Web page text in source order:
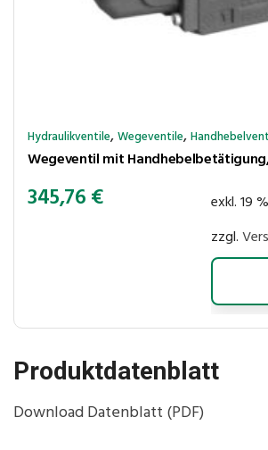
Hydraulikventile,Wegeventile,
345,76€
exkl. 19
zzgl.
Produktdatenblatt
Download Datenblatt (PDF)